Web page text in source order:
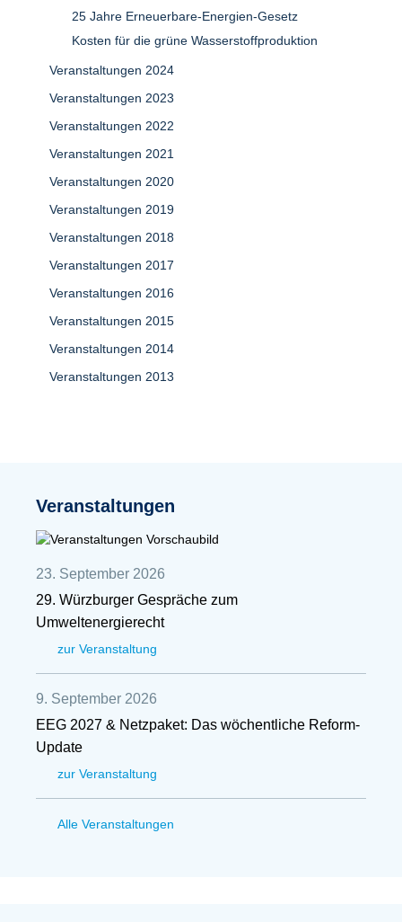
25 Jahre Erneuerbare-Energien-Gesetz
Kosten für die grüne Wasserstoffproduktion
Veranstaltungen 2024
Veranstaltungen 2023
Veranstaltungen 2022
Veranstaltungen 2021
Veranstaltungen 2020
Veranstaltungen 2019
Veranstaltungen 2018
Veranstaltungen 2017
Veranstaltungen 2016
Veranstaltungen 2015
Veranstaltungen 2014
Veranstaltungen 2013
Veranstaltungen
23. September 2026
29. Würzburger Gespräche zum
Umweltenergierecht
zur Veranstaltung
9. September 2026
EEG 2027 & Netzpaket: Das wöchentliche Reform-
Update
zur Veranstaltung
Alle Veranstaltungen